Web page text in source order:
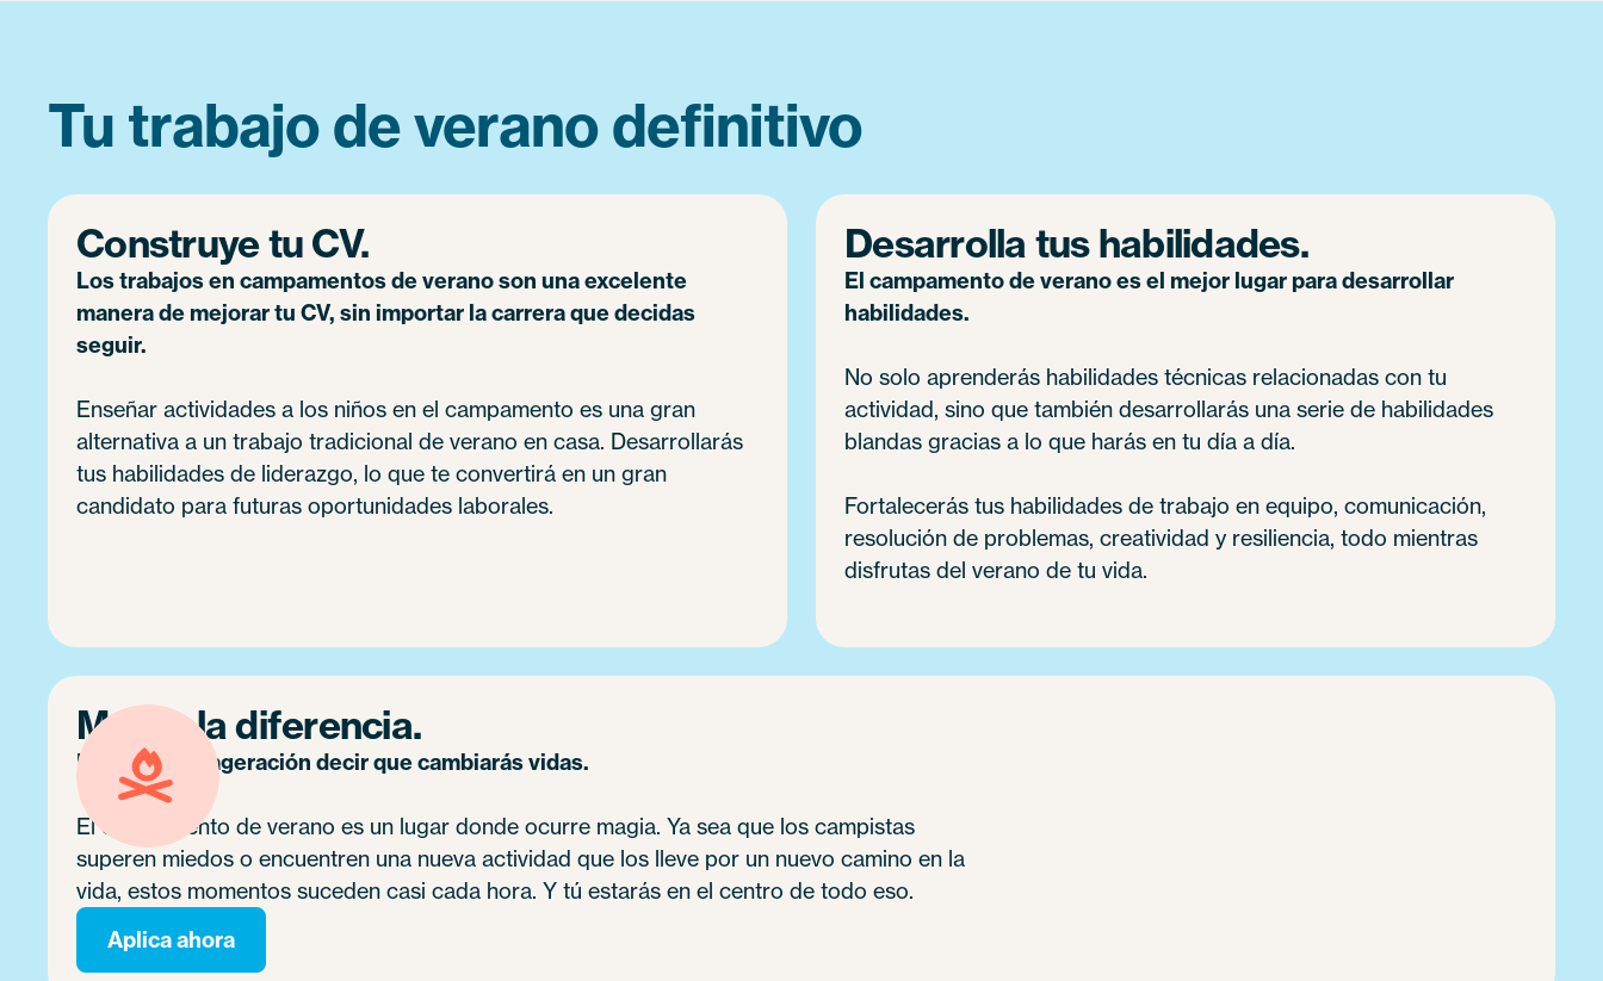
Tu trabajo de verano definitivo
Construye tu CV.
Los trabajos en campamentos de verano son una excelente
manera de mejorar tu CV, sin importar la carrera que decidas
seguir.
Enseñar actividades a los niños en el campamento es una gran
alternativa a un trabajo tradicional de verano en casa. Desarrollarás
tus habilidades de liderazgo, lo que te convertirá en un gran
candidato para futuras oportunidades laborales.
Desarrolla tus habilidades.
El campamento de verano es el mejor lugar para desarrollar
habilidades.
No solo aprenderás habilidades técnicas relacionadas con tu
actividad, sino que también desarrollarás una serie de habilidades
blandas gracias a lo que harás en tu día a día.
Fortalecerás tus habilidades de trabajo en equipo, comunicación,
resolución de problemas, creatividad y resiliencia, todo mientras
disfrutas del verano de tu vida.
Marca la diferencia.
No es una exageración decir que cambiarás vidas.
El campamento de verano es un lugar donde ocurre magia. Ya sea que los campistas
superen miedos o encuentren una nueva actividad que los lleve por un nuevo camino en la
vida, estos momentos suceden casi cada hora. Y tú estarás en el centro de todo eso.
Aplica ahora